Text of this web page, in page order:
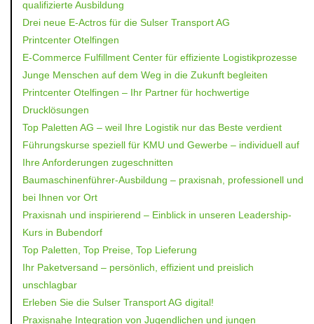
qualifizierte Ausbildung
Drei neue E-Actros für die Sulser Transport AG
Printcenter Otelfingen
E-Commerce Fulfillment Center für effiziente Logistikprozesse
Junge Menschen auf dem Weg in die Zukunft begleiten
Printcenter Otelfingen – Ihr Partner für hochwertige
Drucklösungen
Top Paletten AG – weil Ihre Logistik nur das Beste verdient
Führungskurse speziell für KMU und Gewerbe – individuell auf
Ihre Anforderungen zugeschnitten
Baumaschinenführer-Ausbildung – praxisnah, professionell und
bei Ihnen vor Ort
Praxisnah und inspirierend – Einblick in unseren Leadership-
Kurs in Bubendorf
Top Paletten, Top Preise, Top Lieferung
Ihr Paketversand – persönlich, effizient und preislich
unschlagbar
Erleben Sie die Sulser Transport AG digital!
Praxisnahe Integration von Jugendlichen und jungen